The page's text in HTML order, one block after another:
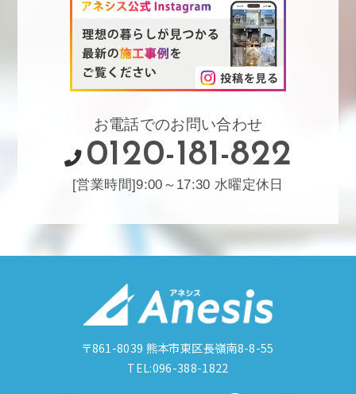
お電話でのお問い合わせ
0120-181-822
[営業時間]9:00～17:30 水曜定休日
〒861-8039 熊本市東区長嶺南8-8-55
TEL:096-388-1822